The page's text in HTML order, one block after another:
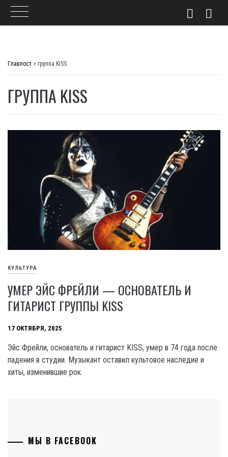
Главпост > группа KISS
ГРУППА KISS
КУЛЬТУРА
УМЕР ЭЙС ФРЕЙЛИ — ОСНОВАТЕЛЬ И
ГИТАРИСТ ГРУППЫ KISS
17 ОКТЯБРЯ, 2025
Эйс Фрейли, основатель и гитарист KISS, умер в 74 года после
падения в студии. Музыкант оставил культовое наследие и
хиты, изменившие рок.
МЫ В FACEBOOK